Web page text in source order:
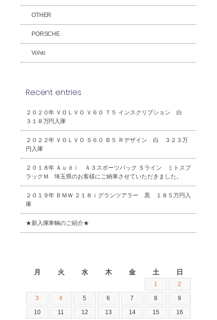
OTHER
PORSCHE
Volvo
Recent entries
２０２０年 ＶＯＬＶＯ Ｖ６０ Ｔ５ インスクリプション 白
３１８万円入庫
２０２２年 ＶＯＬＶＯ Ｓ６０ Ｂ５ Ｒデザイン 白 ３２３万
円入庫
２０１８年 Ａｕｄｉ Ａ３スポーツバック Ｓライン ミトスブ
ラックＭ 埼玉県のお客様にご納車させていただきました。
２０１９年 ＢＭＷ ２１８ｉグランツアラー 黒 １８５万円入
庫
★新入庫車輌のご紹介★
月 火 水 木 金 土 日
1 2
3 4 5 6 7 8 9
10 11 12 13 14 15 16